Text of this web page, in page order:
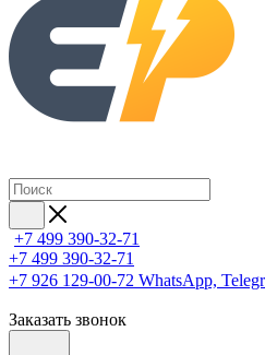
+7 499 390-32-71
+7 499 390-32-71
+7 926 129-00-72 WhatsApp,
Заказать звонок